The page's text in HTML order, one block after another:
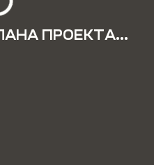
ПРОЕКТА...